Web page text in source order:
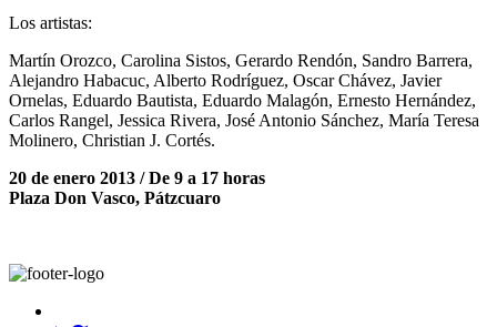
Los artistas:
Martín Orozco, Carolina Sistos, Gerardo Rendón, Sandro Barrera,
Alejandro Habacuc, Alberto Rodríguez, Oscar Chávez, Javier
Ornelas, Eduardo Bautista, Eduardo Malagón, Ernesto Hernández,
Carlos Rangel, Jessica Rivera, José Antonio Sánchez, María Teresa
Molinero, Christian J. Cortés.
20 de enero 2013 / De 9 a 17 horas
Plaza Don Vasco, Pátzcuaro